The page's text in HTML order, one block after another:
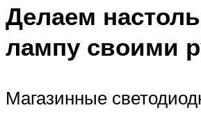
Делаем
лампу своими
Магазинные